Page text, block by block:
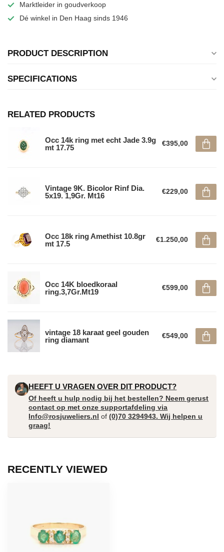
Marktleider in goudverkoop
Dé winkel in Den Haag sinds 1946
PRODUCT DESCRIPTION
SPECIFICATIONS
RELATED PRODUCTS
Occ 14k ring met echt Jade 3.9g
mt 17.75
€395,00
Vintage 9K. Bicolor Rinf Dia.
5x19. 1,9Gr. Mt16
€229,00
Occ 18k ring Amethist 10.8gr
mt 17.5
€1.250,00
Occ 14K bloedkoraal
ring.3,7Gr.Mt19
€599,00
vintage 18 karaat geel gouden
ring diamant
€549,00
HEEFT U VRAGEN OVER DIT PRODUCT?
Of heeft u hulp nodig bij het bestellen? Neem gerust
contact op met onze supportafdeling via
Info@rosjuweliers.nl of(0)70 3294943. Wij helpen u
graag!
RECENTLY VIEWED